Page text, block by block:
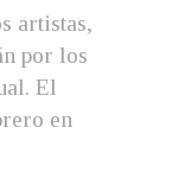
artistas,
por los
El
en